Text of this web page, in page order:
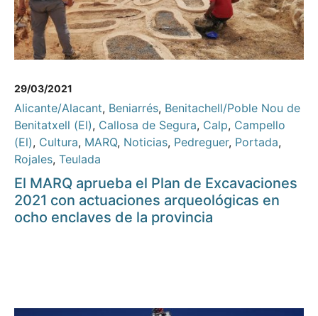
29/03/2021
Alicante/Alacant, Beniarrés, Benitachell/Poble Nou de
Benitatxell (El), Callosa de Segura, Calp, Campello
(El), Cultura, MARQ, Noticias, Pedreguer, Portada,
Rojales, Teulada
El MARQ aprueba el Plan de Excavaciones
2021 con actuaciones arqueológicas en
ocho enclaves de la provincia